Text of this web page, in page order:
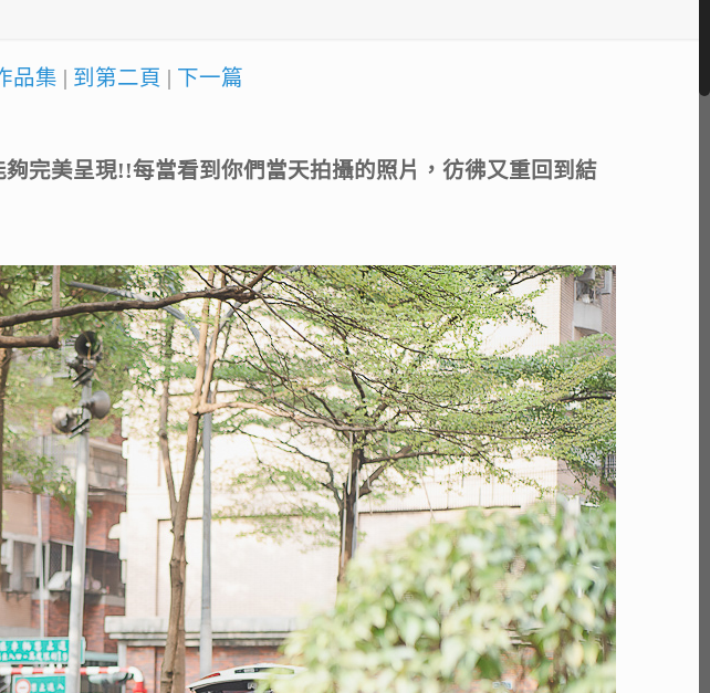
品集 到第二頁
下一篇
完美呈現!!每當看到你們當天拍攝的照片，彷彿又重回到結